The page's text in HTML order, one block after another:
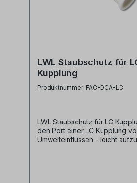
LWL Staubschutz für
Kupplung
Produktnummer: FAC-DCA-LC
LWL Staubschutz für LC
den Port einer LC Kupplung
Umwelteinflüssen - leicht